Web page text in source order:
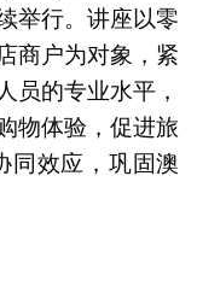
举行。讲座以零
商户为对象，紧
员的专业水平，
物体验，促进旅
同效应，巩固澳